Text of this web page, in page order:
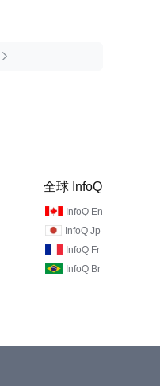

全球 InfoQ
InfoQ En
InfoQ Jp
InfoQ Fr
InfoQ Br